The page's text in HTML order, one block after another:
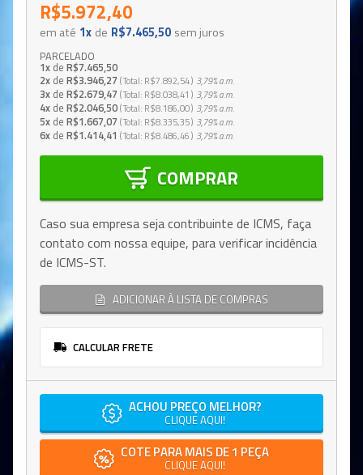
R$5.972,40
em até 1x de R$7.465,50 sem juros
PARCELADO
1x de R$7.465,50
2x de R$3.946,27 Total R$7.892,54 3,79%a.m.
3x de R$2.679,47 Total R$8.038,41 3,79%a.m.
4x de R$2.046,50 Total R$8.186,00 3,79%a.m.
5x de R$1.667,07 Total R$8.335,35 3,79%a.m.
6x de R$1.414,41 Total R$8.486,46 3,79%a.m.
COMPRAR
Caso sua empresa seja contribuinte de ICMS, faça
contato com nossa equipe, para verificar incidência
de ICMS-ST.
ADICIONAR À LISTA DE COMPRAS
CALCULAR FRETE
ACHOU PREÇO MELHOR?
CLIQUE AQUI!
COTE PARA MAIS DE 1 PEÇA
CLIQUE AQUI!